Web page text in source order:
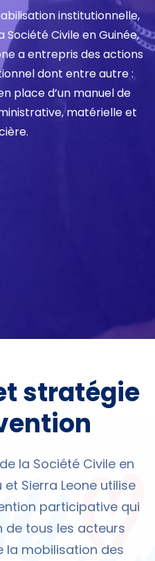
institutionnelle,
Civile en Guinée,
a entrepris des actions
dont entre autre :
place d’un manuel de
matérielle et
stratégie
la Société Civile en
et Sierra Leone utilise
participative qui
de tous les acteurs
la mobilisation des